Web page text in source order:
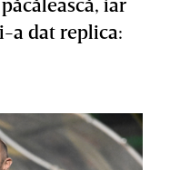
a dat replica: